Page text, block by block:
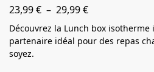
23,99€ – 29,99€
Découvrez la Lunch box
partenaire idéal pour des repas
soyez.